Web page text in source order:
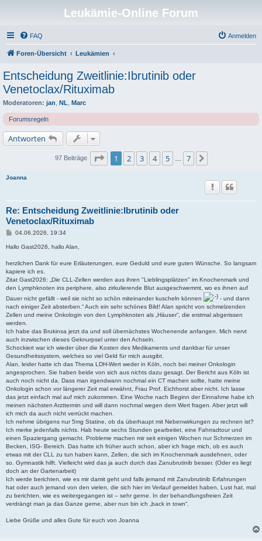
Leukämie-Online Forum
FAQ Anmelden
Foren-Übersicht Leukämien
Entscheidung Zweitlinie:Ibrutinib oder
Venetoclax/Rituximab
Moderatoren: jan NL Marc
Forumsregeln
Antworten
97 Beiträge Seite von
1 2 3 4 5 7
Joanna
Re: Entscheidung Zweitlinie:Ibrutinib oder
Venetoclax/Rituximab
B
i
a
g
04.06.2026, 19:34
Hallo Gast2026, hallo Alan,
herzlichen Dank für eure Erläuterungen, eure Geduld und eure guten Wünsche. So langsam
kapiere ich es.
Zitat Gast2026: „Die CLL-Zellen werden aus ihren "Lieblingsplätzen" im Knochenmark und
den Lymphknoten ins periphere, also zirkulierende Blut ausgeschwemmt, wo es ihnen auf
Dauer nicht gefällt - weil sie nicht so schön miteinander kuscheln können
- und dann
nach einiger Zeit absterben.“ Auch ein sehr schönes Bild! Alan spricht von schmelzenden
Zellen und meine Onkologin von den Lymphknoten als „Häuser“, die erstmal abgerissen
werden.
Ich habe das Brukinsa jetzt da und soll übernächstes Wochenende anfangen. Mich nervt
auch inzwischen dieses Geknurpsel unter den Achseln.
Schockiert war ich wieder über die Kosten des Medikaments und dankbar für unser
Gesundheitssystem, welches so viel Geld für mich ausgibt.
Alan, leider hatte ich das Thema LDH-Wert weder in Köln, noch bei meiner Onkologin
angesprochen. Sie haben beide von sich aus nichts dazu gesagt. Der Bericht aus Köln ist
auch noch nicht da. Dass man irgendwann nochmal ein CT machen sollte, hatte meine
Onkologin schon vor längerer Zeit mal erwähnt, Frau Prof. Eichhorst aber nicht. Ich lasse
das jetzt einfach mal auf mich zukommen. Eine Woche nach Beginn der Einnahme habe ich
meinen nächsten Arzttermin und will dann nochmal wegen dem Wert fragen. Aber jetzt will
ich mich da auch nicht verrückt machen.
Ich nehme übrigens nur 5mg Statine, ob da überhaupt mit Nebenwirkungen zu rechnen ist?
Ich merke jedenfalls nichts. Hab heute sechs Stunden gearbeitet, eine Fahrradtour und
einen Spaziergang gemacht. Probleme machen mir seit einigen Wochen nur Schmerzen im
Becken, ISG- Bereich. Das hatte ich früher auch schon, aber ich frage mich, ob es auch
etwas mit der CLL zu tun haben kann, Zellen, die sich im Knochenmark ausdehnen, oder
so. Gymnastik hilft. Vielleicht wird das ja auch durch das Zanubrutinib besser. (Oder es liegt
doch an der Gartenarbeit)
Ich werde berichten, wie es mir damit geht und falls jemand mit Zanubrutinib Erfahrungen
hat oder auch jemand von den vielen, die sich hier im Verlauf gemeldet haben, Lust hat, mal
zu berichten, wie es weitergegangen ist – sehr gerne. In der behandlungsfreien Zeit
verdrängt man ja das Ganze gerne, aber nun bin ich „back in town“.
Liebe Grüße und alles Gute für euch von Joanna